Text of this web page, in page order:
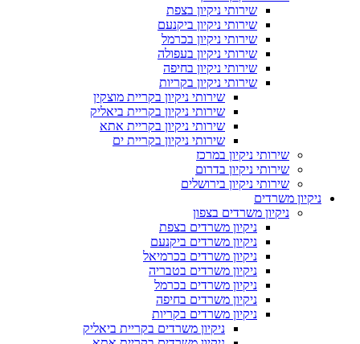
שירותי ניקיון בצפת
שירותי ניקיון ביקנעם
שירותי ניקיון בכרמל
שירותי ניקיון בעפולה
שירותי ניקיון בחיפה
שירותי ניקיון בקריות
שירותי ניקיון בקריית מוצקין
שירותי ניקיון בקריית ביאליק
שירותי ניקיון בקריית אתא
שירותי ניקיון בקריית ים
שירותי ניקיון במרכז
שירותי ניקיון בדרום
שירותי ניקיון בירושלים
ניקיון משרדים
ניקיון משרדים בצפון
ניקיון משרדים בצפת
ניקיון משרדים ביקנעם
ניקיון משרדים בכרמיאל
ניקיון משרדים בטבריה
ניקיון משרדים בכרמל
ניקיון משרדים בחיפה
ניקיון משרדים בקריות
ניקיון משרדים בקריית ביאליק